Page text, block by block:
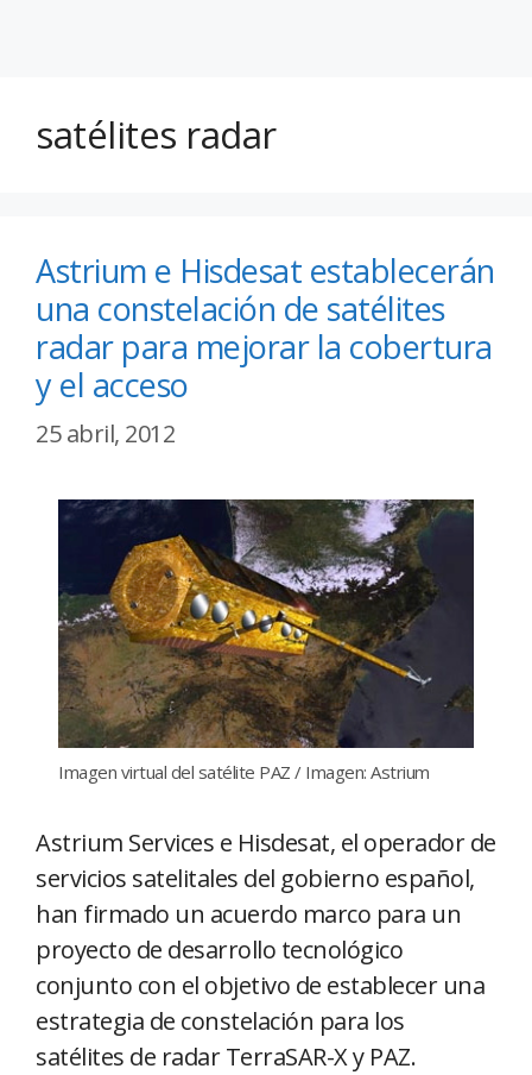
satélites radar
Astrium e Hisdesat establecerán
una constelación de satélites
radar para mejorar la cobertura
y el acceso
25 abril, 2012
Imagen virtual del satélite PAZ / Imagen: Astrium
Astrium Services e Hisdesat, el operador de
servicios satelitales del gobierno español,
han firmado un acuerdo marco para un
proyecto de desarrollo tecnológico
conjunto con el objetivo de establecer una
estrategia de constelación para los
satélites de radar TerraSAR-X y PAZ.